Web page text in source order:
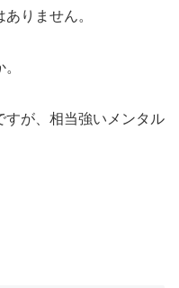
りません。
すが、相当強いメンタル